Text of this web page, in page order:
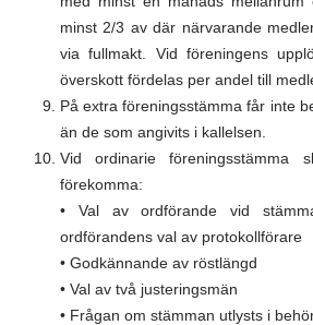
minst 2/3 av där närvarande
via fullmakt. Vid föreningens
överskott fördelas per andel till
På extra föreningsstämma får inte
än de som angivits i kallelsen.
Vid ordinarie föreningsstämma
förekomma:
• Val av ordförande vid
ordförandens val av protokollförare
• Godkännande av röstlängd
• Val av två justeringsmän
• Frågan om stämman utlysts i